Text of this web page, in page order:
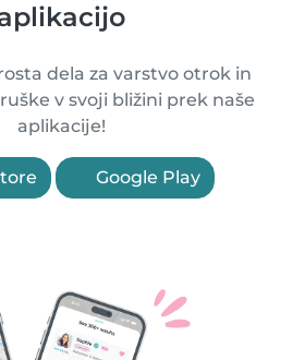
dela za varstvo otrok in
v svoji bližini prek naše
aplikacije!
Google Play